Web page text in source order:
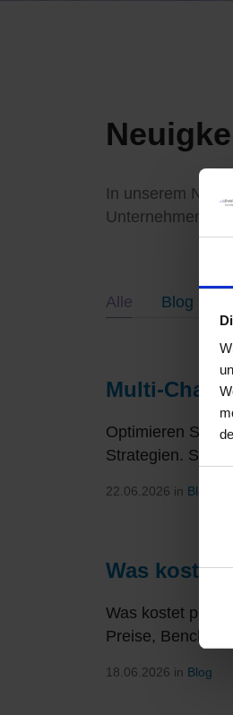
In unserem
Unternehmen
Alle Blog
Multi-
Optimieren Sie
Strategien.
22.06.2026 in Blog
Was kostet
Was kostet
Preise,
18.06.2026 in Blog